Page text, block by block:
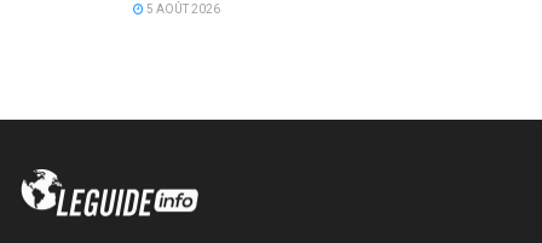
5 AOÛT 2026